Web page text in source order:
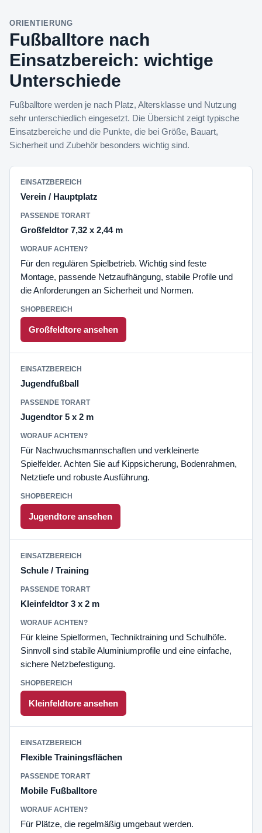
ORIENTIERUNG
Fußballtore nach
Einsatzbereich: wichtige
Unterschiede
Fußballtore werden je nach Platz, Altersklasse und Nutzung
sehr unterschiedlich eingesetzt. Die Übersicht zeigt typische
Einsatzbereiche und die Punkte, die bei Größe, Bauart,
Sicherheit und Zubehör besonders wichtig sind.
Verein / Hauptplatz
Großfeldtor 7,32 x 2,44 m
Für den regulären Spielbetrieb. Wichtig sind feste
Montage, passende Netzaufhängung, stabile Profile und
die Anforderungen an Sicherheit und Normen.
Großfeldtore ansehen
Jugendfußball
Jugendtor 5 x 2 m
Für Nachwuchsmannschaften und verkleinerte
Spielfelder. Achten Sie auf Kippsicherung, Bodenrahmen,
Netztiefe und robuste Ausführung.
Jugendtore ansehen
Schule / Training
Kleinfeldtor 3 x 2 m
Für kleine Spielformen, Techniktraining und Schulhöfe.
Sinnvoll sind stabile Aluminiumprofile und eine einfache,
sichere Netzbefestigung.
Kleinfeldtore ansehen
Flexible Trainingsflächen
Mobile Fußballtore
Für Plätze, die regelmäßig umgebaut werden.